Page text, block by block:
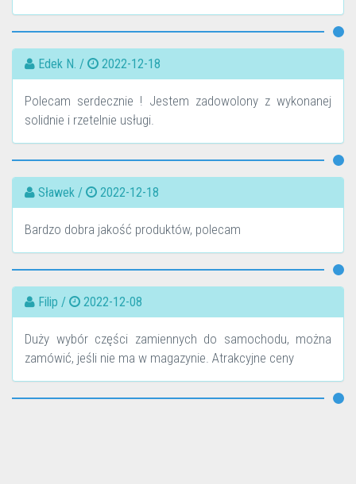
Edek N. / 2022-12-18
Polecam serdecznie ! Jestem zadowolony z wykonanej
solidnie i rzetelnie usługi.
Sławek / 2022-12-18
Bardzo dobra jakość produktów, polecam
Filip / 2022-12-08
Duży wybór części zamiennych do samochodu, można
zamówić, jeśli nie ma w magazynie. Atrakcyjne ceny